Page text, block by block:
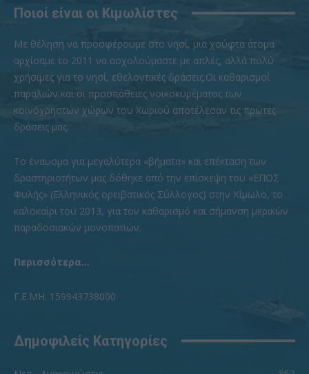
Ποιοί είναι οι Κιμωλίστες
Με θέληση να προσφέρουμε στο νησί, μια χούφτα άτομα
αρχίσαμε το 2011 να ασχολούμαστε με απλές, αλλά πολύ
χρήσιμες για το νησί, εθελοντικές δράσεις.Οι καθαρισμοί
παραλιών και οι προσπάθειες νοικοκυρέματος των
κοινόχρηστων χώρων του Χωριού αποτέλεσαν τις πρώτες
δράσεις μας.
To έναυσμα για μεγαλύτερα «βήματα» και επέκταση των
δραστηριοτήτων μας δόθηκε από την επίσκεψη του «ΕΠΟΣ
Φυλής» (Ελληνικός ορειβατικός Σύλλογος) στην Κίμωλο, το
καλοκαίρι του 2013, για τον καθαρισμό και σήμανση μερικών
παραδοσιακών μονοπατιών.
Περισσότερα...
Γ.Ε.ΜΗ. 159943738000
Δημοφιλείς Κατηγορίες